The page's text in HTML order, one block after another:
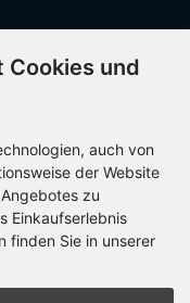
Cookies und
auch von
der Website
zu
Einkaufserlebnis
finden Sie in unserer